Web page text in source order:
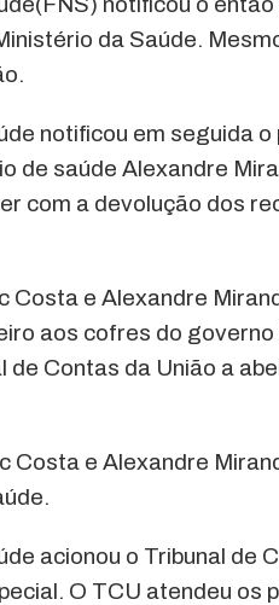
da Saúde.
notificou em seguida
de saúde Alexandre
com a devolução dos
Costa e Alexandre
aos cofres do
de Contas da União a
Costa e Alexandre
acionou o Tribunal de
O TCU atendeu os